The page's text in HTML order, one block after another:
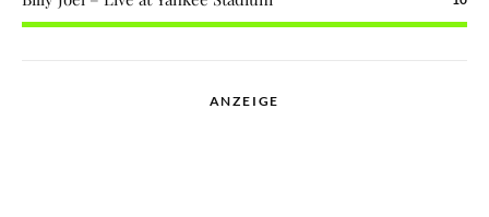
ANZEIGE